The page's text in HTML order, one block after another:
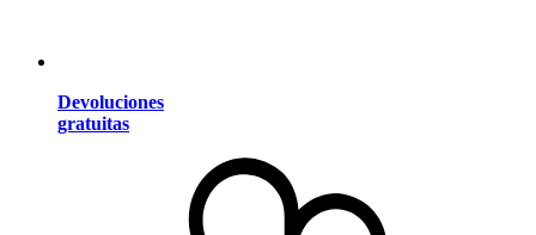
Devoluciones
gratuitas